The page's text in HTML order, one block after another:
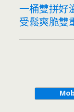
一桶雙拼好
受鬆爽脆雙